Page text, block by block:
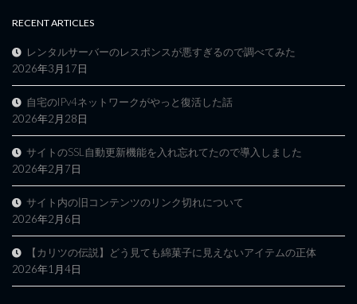
RECENT ARTICLES
レンタルサーバーのレスポンスが悪すぎるので調べてみた
2026年3月17日
自宅のIPv4ネットワークがやっと復活した話
2026年2月28日
サイトのSSL自動更新機能を入れ忘れてたので導入しました
2026年2月7日
サイト内の旧コンテンツのリンク切れについて
2026年2月6日
【カリツの伝説】どう見ても綿菓子に見えないアイテムの正体
2026年1月4日